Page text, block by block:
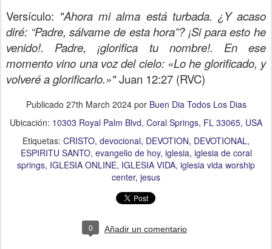
Versículo: "Ahora mi alma está turbada. ¿Y acaso
diré: “Padre, sálvame de esta hora”? ¡Si para esto he
venido!. Padre, ¡glorifica tu nombre!. En ese
momento vino una voz del cielo: «Lo he glorificado, y
volveré a glorificarlo.»"Juan 12:27 (RVC)
Publicado 27th March 2024por Buen Dia Todos Los Dias
Ubicación: 10303 Royal Palm Blvd, Coral Springs, FL 33065, USA
Etiquetas: CRISTO devocional DEVOTION DEVOTIONAL
ESPIRITU SANTO evangelio de hoy iglesia iglesia de coral
springs IGLESIA ONLINE IGLESIA VIDA iglesia vida worship
center jesus
0 Añadir un comentario